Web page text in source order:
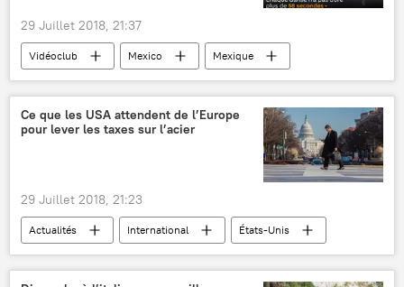
crimes de guerre
29 Juillet 2018, 21:37
Vidéoclub Mexico
Mexique
ballet
danseuse vidéo
Ce que les USA attendent de l’Europe
pour lever les taxes sur l’acier
29 Juillet 2018, 21:23
Actualités International
États-Unis
Europe
Washington
Jean-Claude Juncker
Steven Mnuchin